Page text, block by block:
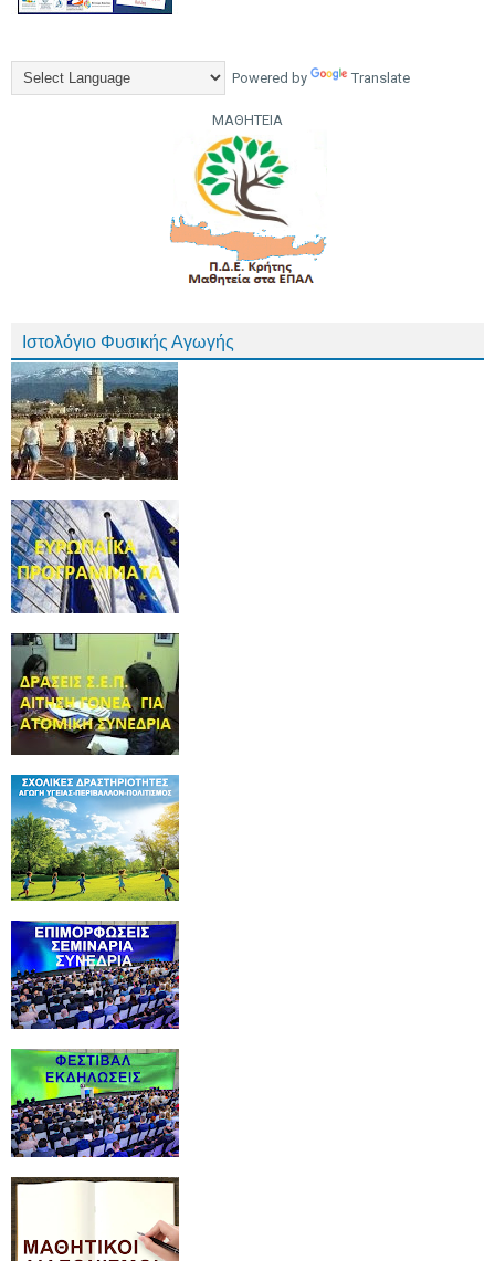
Powered by Translate
ΜΑΘΗΤΕΙΑ
Ιστολόγιο Φυσικής Αγωγής